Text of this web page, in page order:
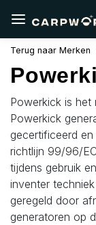
Terug naar Merken
Powerkick is het
Powerkick
gecertificeerd
richtlijn 99/96/
tijdens gebruik
inventer
geregeld door
generatoren op